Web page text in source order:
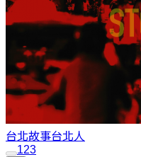
台北故事台北人
123